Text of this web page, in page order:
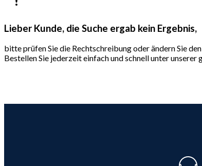
Lieber Kunde, die Suche ergab kein Ergebnis,
bitte prüfen Sie die Rechtschreibung oder ändern Sie
Bestellen Sie jederzeit einfach und schnell unter unserer